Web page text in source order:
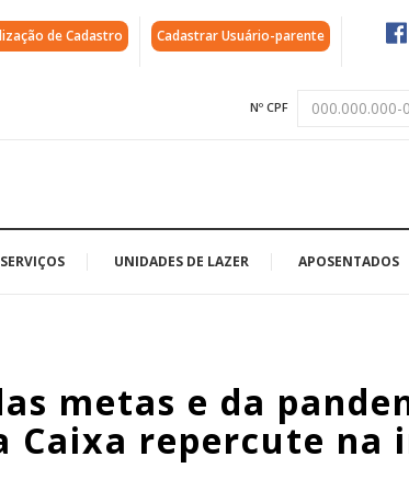
de Cadastro Cadastrar Usuário-parente
Nº CPF
SERVIÇOS UNIDADES DE LAZER APOSENTADOS
metas e da
Caixa repercute na